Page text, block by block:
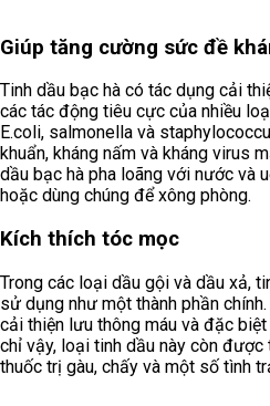
Giúp tăng cường sức đề
Tinh dầu bạc hà có tác dụng cải
các tác động tiêu cực của nhiều
E.coli, salmonella và
khuẩn, kháng nấm và kháng virus
dầu bạc hà pha loãng với nước và
hoặc dùng chúng để xông phòng.
Kích thích tóc mọc
Trong các loại dầu gội và dầu xả,
sử dụng như một thành phần
cải thiện lưu thông máu và đặc
chỉ vậy, loại tinh dầu này còn
thuốc trị gàu, chấy và một số tình